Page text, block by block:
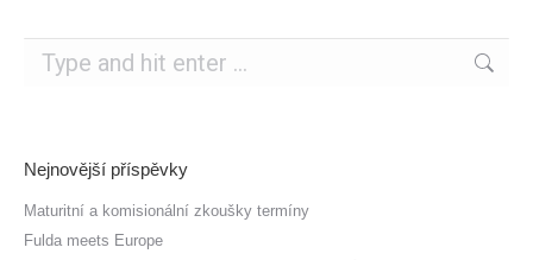
Search:
Nejnovější příspěvky
Maturitní a komisionální zkoušky termíny
Fulda meets Europe